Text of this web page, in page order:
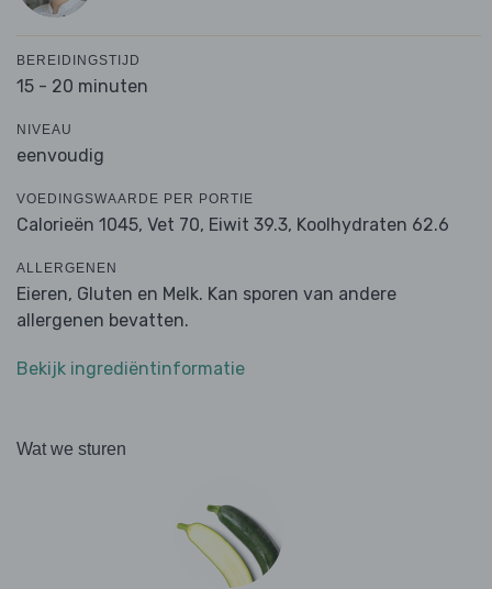
BEREIDINGSTIJD
15 - 20 minuten
NIVEAU
eenvoudig
VOEDINGSWAARDE PER PORTIE
Calorieën 1045, Vet 70, Eiwit 39.3, Koolhydraten 62.6
ALLERGENEN
Eieren, Gluten en Melk. Kan sporen van andere
allergenen bevatten.
Bekijk ingrediëntinformatie
Wat we sturen